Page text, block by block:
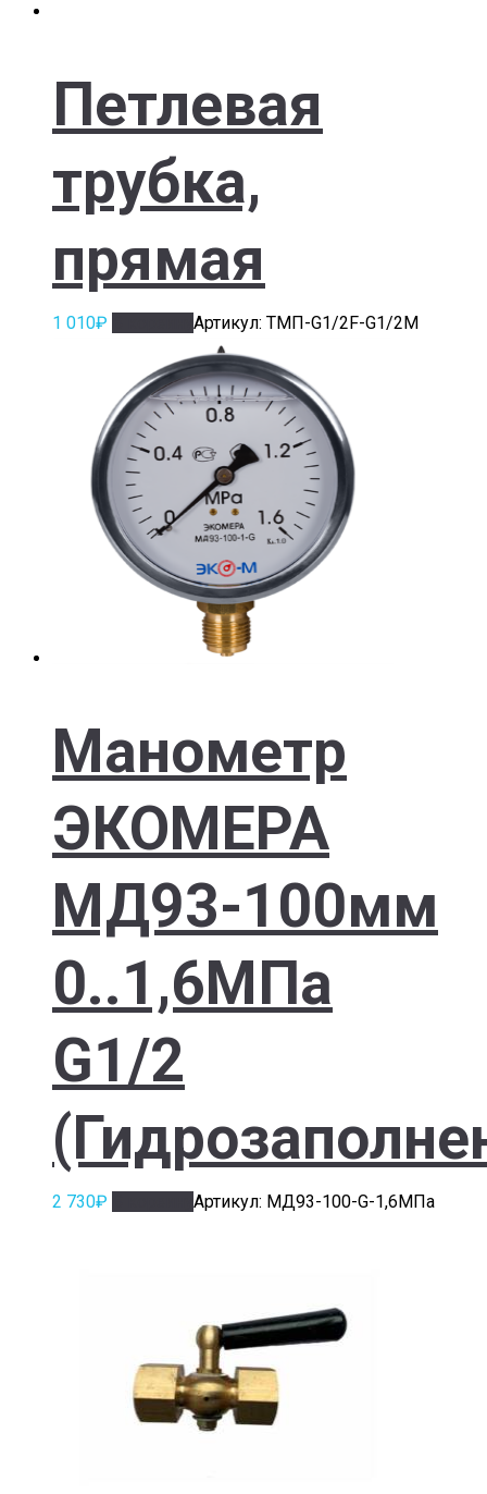
Петлевая
трубка,
прямая
1 010₽ Артикул: ТМП-G1/2F-G1/2M
Манометр
ЭКОМЕРА
МД93-100мм
0..1,6МПа
G1/2
2 730₽ Артикул: МД93-100-G-1,6МПа